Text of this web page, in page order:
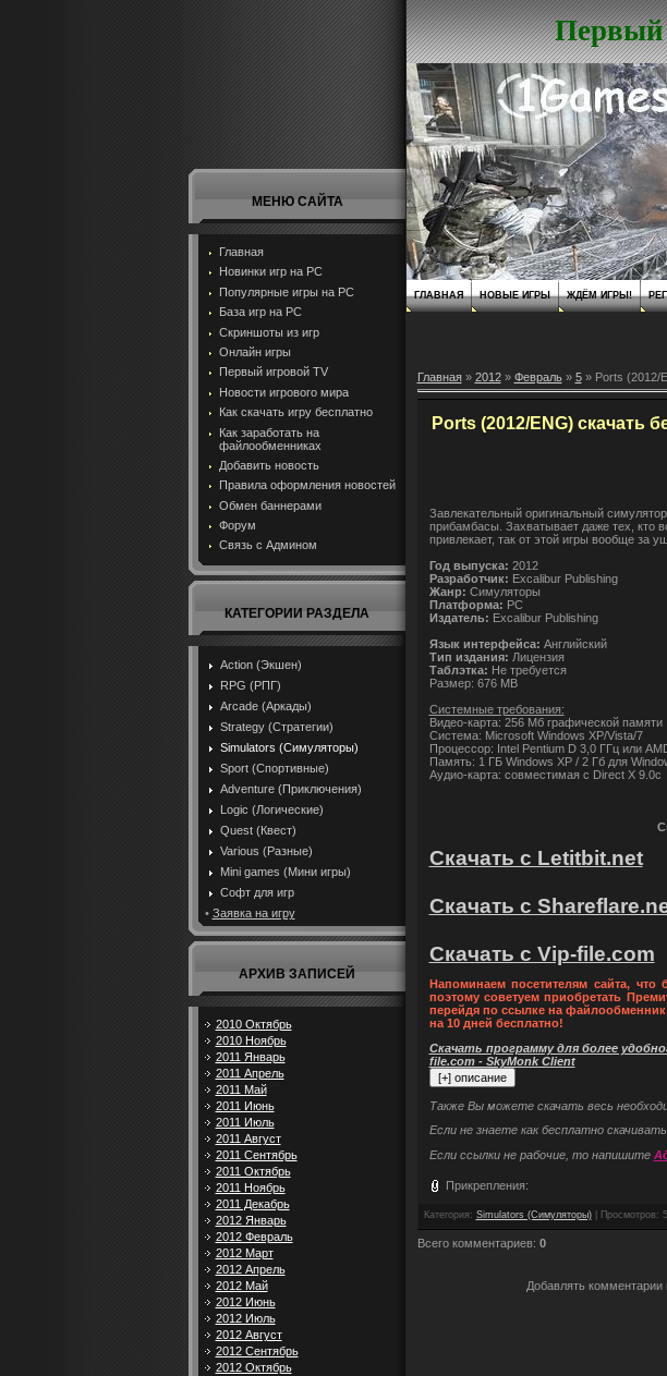
МЕНЮ САЙТА
Главная
Новинки игр на PC
Популярные игры на PC
База игр на РС
Скриншоты из игр
Онлайн игры
Первый игровой TV
Новости игрового мира
Как скачать игру бесплатно
Как заработать на
файлообменниках
Добавить новость
Правила оформления новостей
Обмен баннерами
Форум
Связь с Админом
КАТЕГОРИИ РАЗДЕЛА
Action (Экшен)
RPG (РПГ)
Arcade (Аркады)
Strategy (Стратегии)
Simulators (Симуляторы)
Sport (Спортивные)
Adventure (Приключения)
Logic (Логические)
Quest (Квест)
Various (Разные)
Mini games (Мини игры)
Софт для игр
• Заявка на игру
АРХИВ ЗАПИСЕЙ
2010 Октябрь
2010 Ноябрь
2011 Январь
2011 Апрель
2011 Май
2011 Июнь
2011 Июль
2011 Август
2011 Сентябрь
2011 Октябрь
2011 Ноябрь
2011 Декабрь
2012 Январь
2012 Февраль
2012 Март
2012 Апрель
2012 Май
2012 Июнь
2012 Июль
2012 Август
2012 Сентябрь
2012 Октябрь
Первый
ГЛАВНАЯ НОВЫЕ ИГРЫ ЖДЁМ ИГРЫ!
Главная» 2012 » Февраль » 5» Ports (2012/
Ports (2012/ENG) скачать
Завлекательный оригинальный
прибамбасы. Захватывает даже тех, кто
привлекает, так от этой игры вообще за
Год выпуска: 2012
Разработчик: Excalibur Publishing
Жанр: Симуляторы
Платформа: PC
Издатель: Excalibur Publishing
Язык интерфейса: Английский
Тип издания: Лицензия
Таблэтка: Не требуется
Размер: 676 MB
Системные требования:
Видео-карта: 256 Мб графической памяти
Система: Microsoft Windows XP/Vista/7
Процессор: Intel Pentium D 3,0 ГГц или
Память: 1 ГБ Windows XP / 2 Гб для
Аудио-карта: совместимая с Direct X 9.0c
Скачать с Letitbit.net
Скачать с
Скачать с Vip-file.com
Напоминаем посетителям сайта,
поэтому советуем приобретать
перейдя по ссылке на
на 10 дней бесплатно!
Скачать программу для более
file.com - SkyMonk Client
Также Вы можете скачать весь
Если не знаете как бесплатно
Если ссылки не рабочие, то напишите
Прикрепления:
Категория : Simulators (Симуляторы)| Просмотров:
Всего комментариев: 0
Добавлять комментарии